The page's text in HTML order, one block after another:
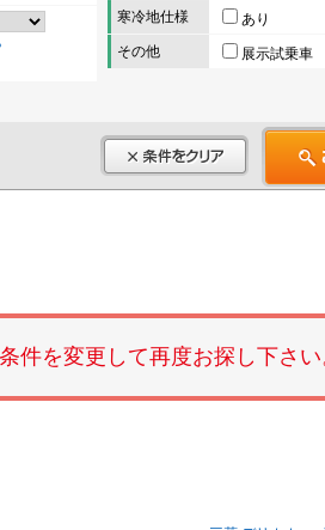
寒冷地仕様
あり
その他
展示試乗車
件を変更して再度お探し下さい